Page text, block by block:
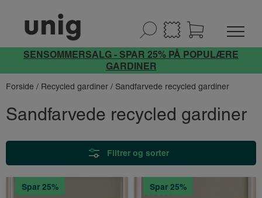
SENSOMMERSALG - SPAR 25% PÅ POPULÆRE
GARDINER
Forside / Recycled gardiner / Sandfarvede recycled gardiner
Sandfarvede recycled gardiner
Filtrer og sorter
Spar 25% Spar 25%